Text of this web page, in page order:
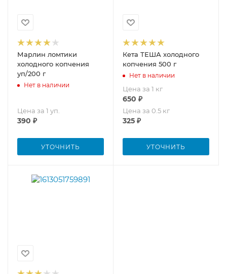
Марлин ломтики
холодного копчения
уп/200 г
Нет в наличии
Цена за 1 уп.
390 ₽
УТОЧНИТЬ
Кета ТЕША холодного
копчения 500 г
Нет в наличии
Цена за 1 кг
650 ₽
Цена за 0.5 кг
325 ₽
УТОЧНИТЬ